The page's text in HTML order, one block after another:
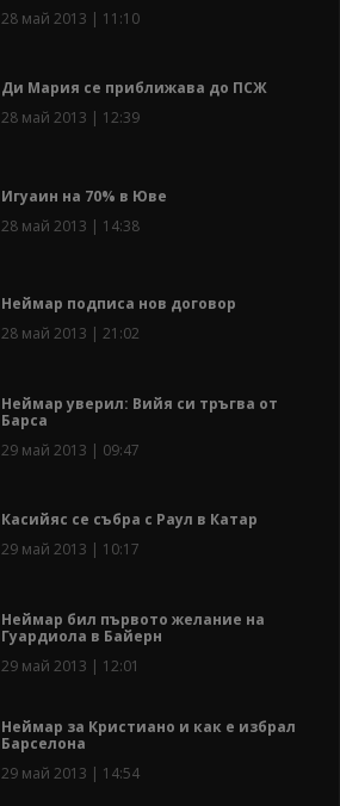
28 май 2013 | 11:10
Ди Мария се приближава до ПСЖ
28 май 2013 | 12:39
Игуаин на 70% в Юве
28 май 2013 | 14:38
Неймар подписа нов договор
28 май 2013 | 21:02
Неймар уверил: Вийя си тръгва от
Барса
29 май 2013 | 09:47
Касийяс се събра с Раул в Катар
29 май 2013 | 10:17
Неймар бил първото желание на
Гуардиола в Байерн
29 май 2013 | 12:01
Неймар за Кристиано и как е избрал
Барселона
29 май 2013 | 14:54